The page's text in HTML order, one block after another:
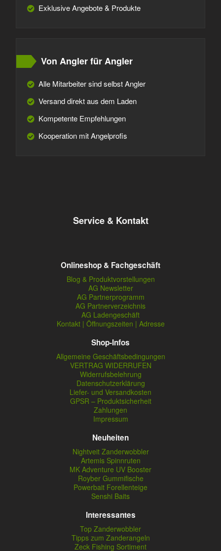
Exklusive Angebote & Produkte
Von Angler für Angler
Alle Mitarbeiter sind selbst Angler
Versand direkt aus dem Laden
Kompetente Empfehlungen
Kooperation mit Angelprofis
Service & Kontakt
Onlineshop & Fachgeschäft
Blog & Produktvorstellungen
AG Newsletter
AG Partnerprogramm
AG Partnerverzeichnis
AG Ladengeschäft
Kontakt | Öffnungszeiten | Adresse
Shop-Infos
Allgemeine Geschäftsbedingungen
VERTRAG WIDERRUFEN
Widerrufsbelehrung
Datenschutzerklärung
Liefer- und Versandkosten
GPSR – Produktsicherheit
Zahlungen
Impressum
Neuheiten
Nightveit Zanderwobbler
Artemis Spinnruten
MK Adventure UV Booster
Royber Gummifische
Powerbait Forellenteige
Senshi Baits
Interessantes
Top Zanderwobbler
Tipps zum Zanderangeln
Zeck Fishing Sortiment